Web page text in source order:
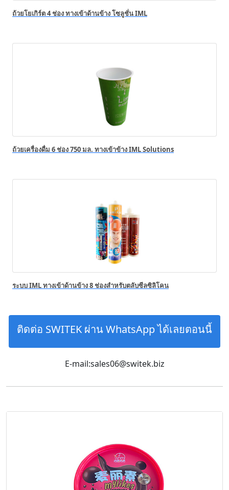
ถ้วยโยเกิร์ต 4 ช่อง ทางเข้าด้านข้าง โซลูชั่น IML
ถ้วยเครื่องดื่ม 6 ช่อง 750 มล. ทางเข้าข้าง IML Solutions
ระบบ IML ทางเข้าด้านข้าง 8 ช่องสำหรับตลับซีลซิลิโคน
ติดต่อ SWITEK ผ่าน WhatsApp ได้เลยตอนนี้
E-mail:sales06@switek.biz